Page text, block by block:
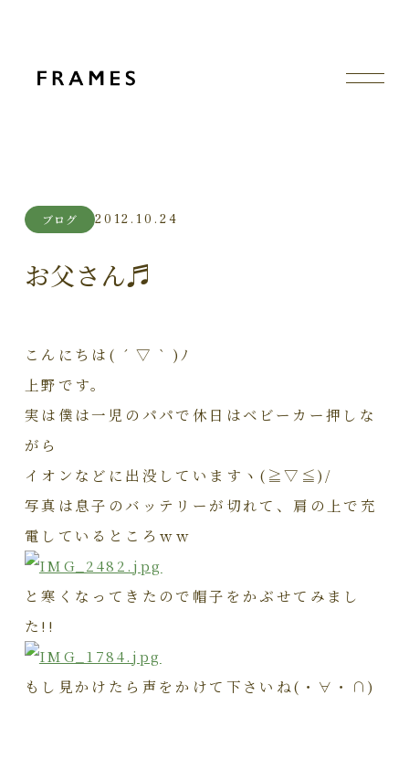
ブログ 2012.10.24
お父さん♬
こんにちは( ´ ▽ ` )ﾉ
上野です。
実は僕は一児のパパで休日はベビーカー押しな
がら
イオンなどに出没していますヽ(≧▽≦)/
写真は息子のバッテリーが切れて、肩の上で充
電しているところｗｗ
と寒くなってきたので帽子をかぶせてみまし
た!!
もし見かけたら声をかけて下さいね(・∀・∩)